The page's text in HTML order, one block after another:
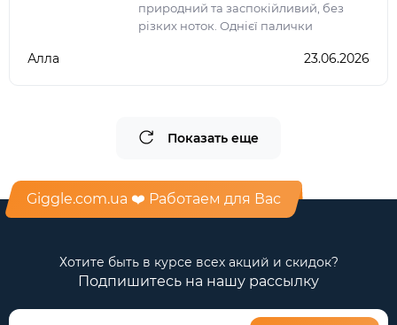
природний та заспокійливий, без
різких ноток. Однієї палички
атмосферою затишку, гармонії та
Алла 23.06.2026
Показать еще
Giggle.com.ua ❤️ Работаем для Вас
Хотите быть в курсе всех акций и скидок?
Подпишитесь на нашу рассылку